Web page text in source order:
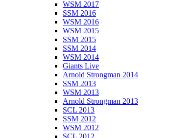
WSM 2017
SSM 2016
WSM 2016
WSM 2015
SSM 2015
SSM 2014
WSM 2014
Giants Live
Arnold Strongman 2014
SSM 2013
WSM 2013
Arnold Strongman 2013
SCL 2013
SSM 2012
WSM 2012
SCL 2012